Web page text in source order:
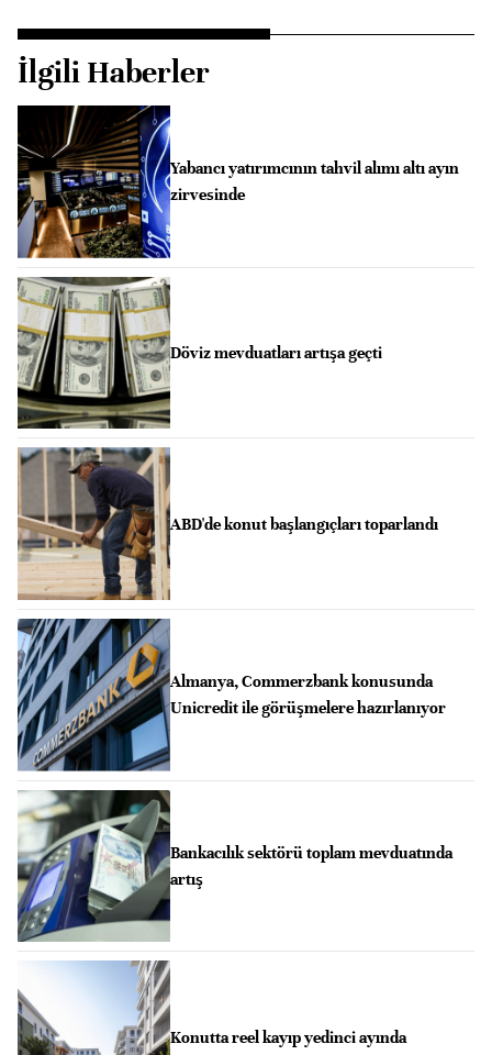
İlgili Haberler
Yabancı yatırımcının tahvil alımı altı ayın
zirvesinde
Döviz mevduatları artışa geçti
ABD'de konut başlangıçları toparlandı
Almanya, Commerzbank konusunda
Unicredit ile görüşmelere hazırlanıyor
Bankacılık sektörü toplam mevduatında
artış
Konutta reel kayıp yedinci ayında